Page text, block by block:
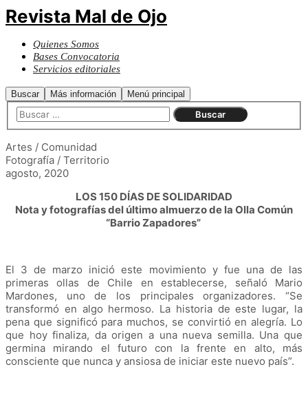
Revista Mal de Ojo
Quienes Somos
Bases Convocatoria
Servicios editoriales
Buscar Más información Menú principal
Artes / Comunidad
Fotografía / Territorio
agosto, 2020
LOS 150 DÍAS DE SOLIDARIDAD
Nota y fotografías del último almuerzo de la Olla Común
“Barrio Zapadores”
El 3 de marzo inició este movimiento y fue una de las
primeras ollas de Chile en establecerse, señaló Mario
Mardones, uno de los principales organizadores. “Se
transformó en algo hermoso. La historia de este lugar, la
pena que significó para muchos, se convirtió en alegría. Lo
que hoy finaliza, da origen a una nueva semilla. Una que
germina mirando el futuro con la frente en alto, más
consciente que nunca y ansiosa de iniciar este nuevo país”.